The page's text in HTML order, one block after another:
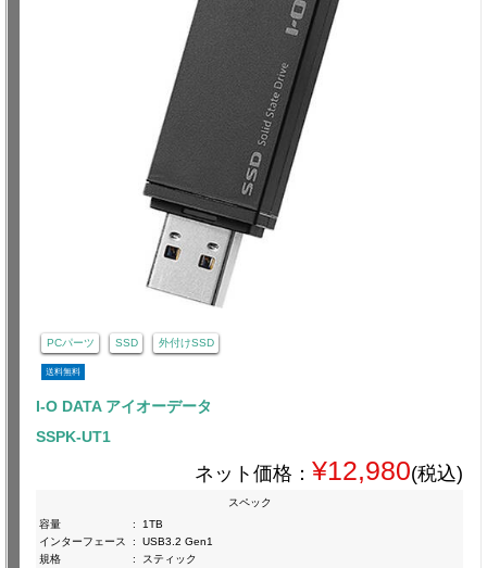
PCパーツ SSD 外付けSSD
送料無料
I-O DATA アイオーデータ
SSPK-UT1
ネット価格： ¥12,980(税込)
スペック
容量
:
1TB
インターフェース
:
USB3.2 Gen1
規格
:
スティック